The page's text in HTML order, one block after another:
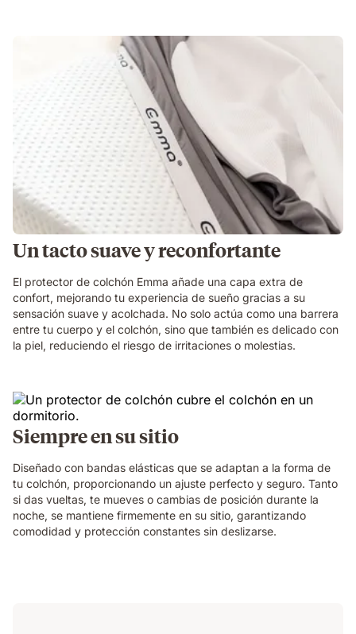
Un tacto suave y reconfortante
El protector de colchón Emma añade una capa extra de
confort, mejorando tu experiencia de sueño gracias a su
sensación suave y acolchada. No solo actúa como una barrera
entre tu cuerpo y el colchón, sino que también es delicado con
la piel, reduciendo el riesgo de irritaciones o molestias.
Siempre en su sitio
Diseñado con bandas elásticas que se adaptan a la forma de
tu colchón, proporcionando un ajuste perfecto y seguro. Tanto
si das vueltas, te mueves o cambias de posición durante la
noche, se mantiene firmemente en su sitio, garantizando
comodidad y protección constantes sin deslizarse.